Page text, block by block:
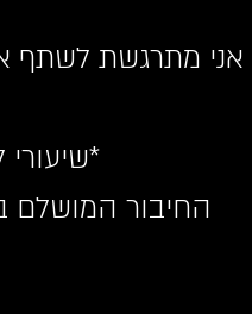
החיבור המושלם